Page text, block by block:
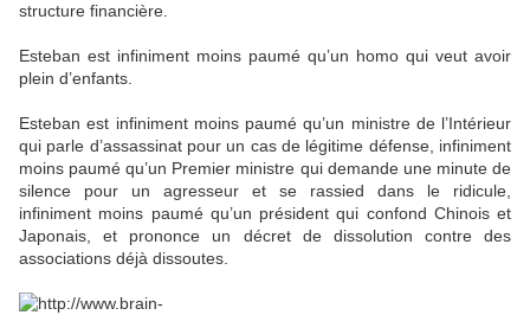
structure financière.
Esteban est infiniment moins paumé qu’un homo qui veut avoir
plein d’enfants.
Esteban est infiniment moins paumé qu’un ministre de l’Intérieur
qui parle d’assassinat pour un cas de légitime défense, infiniment
moins paumé qu’un Premier ministre qui demande une minute de
silence pour un agresseur et se rassied dans le ridicule,
infiniment moins paumé qu’un président qui confond Chinois et
Japonais, et prononce un décret de dissolution contre des
associations déjà dissoutes.